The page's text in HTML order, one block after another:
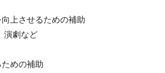
上させるための補助
演劇など
めの補助